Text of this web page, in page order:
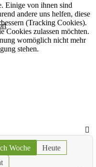
Woche
Heute
Einige von ihnen sind
andere uns helfen, diese
(Tracking Cookies).
Cookies zulassen möchten.
womöglich nicht mehr
stehen.